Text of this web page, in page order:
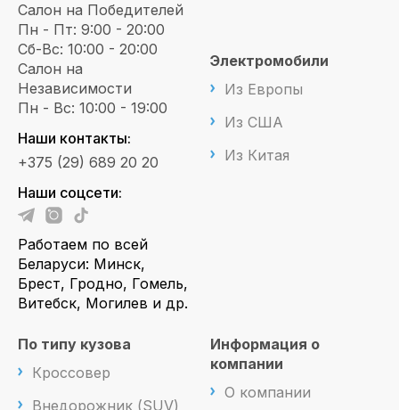
Салон на Победителей
Пн - Пт: 9:00 - 20:00
Сб-Вс: 10:00 - 20:00
Салон на
Независимости
Пн - Вс: 10:00 - 19:00
Наши контакты:
+375 (29) 689 20 20
Наши соцсети:
Работаем по всей
Беларуси: Минск,
Брест, Гродно, Гомель,
Витебск, Могилев и др.
Электромобили
Из Европы
Из США
Из Китая
По типу кузова
Кроссовер
Внедорожник (SUV)
Информация о
компании
О компании